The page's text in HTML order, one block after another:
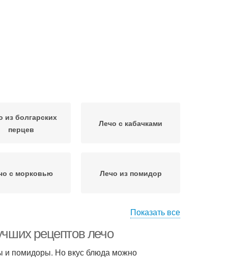
из болгарских
перцев
Лечо с кабачками
с морковью Лечо из помидор
Показать все
рецептов лечо
и помидоры. Но вкус блюда можно